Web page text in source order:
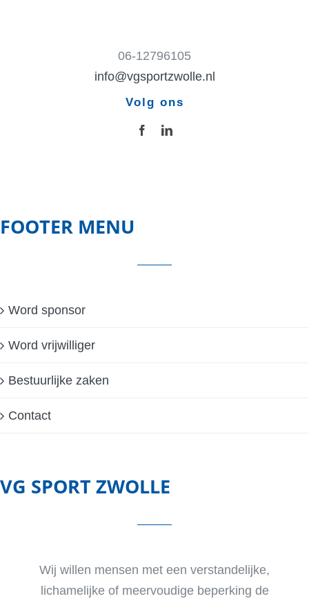
06-12796105
info@vgsportzwolle.nl
Volg ons
FOOTER MENU
Word sponsor
Word vrijwilliger
Bestuurlijke zaken
Contact
VG SPORT ZWOLLE
Wij willen mensen met een verstandelijke,
lichamelijke of meervoudige beperking de